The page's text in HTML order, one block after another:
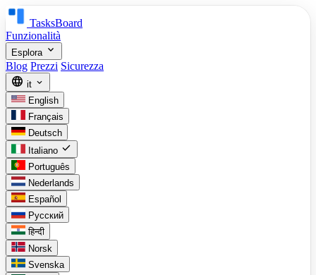
TasksBoard
Funzionalità
Esplora expand_more
Blog Prezzi Sicurezza
language it expand_more
English
Français
Deutsch
Italiano check
Português
Nederlands
Español
Русский
हिन्दी
Norsk
Svenska